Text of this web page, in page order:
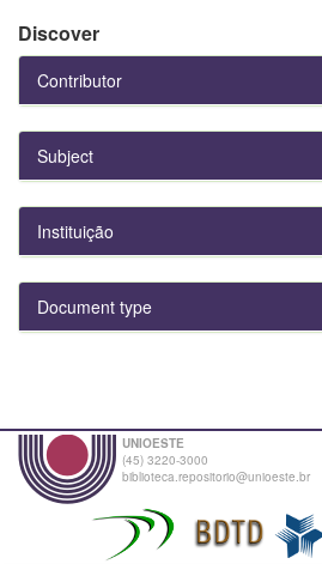
Discover
Contributor
Subject
Instituição
Document type
UNIOESTE
(45) 3220-3000
biblioteca.repositorio@unioeste.br